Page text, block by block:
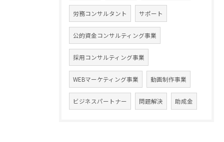
労務コンサルタント サポート
公的資金コンサルティング事業
採用コンサルティング事業
WEBマーケティング事業 動画制作事業
ビジネスパートナー 問題解決 助成金